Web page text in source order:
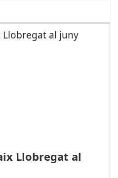
Llobregat al